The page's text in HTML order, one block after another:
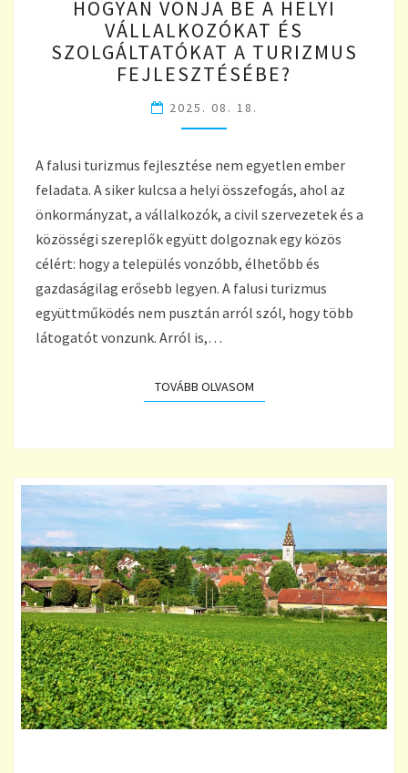
VONJA
BE
A
HELYI
ÉS
SZOLGÁLTATÓKAT
TURIZMUS
FEJLESZTÉSÉBE?
HOGYAN VONJA BE A HELYI
VÁLLALKOZÓKAT ÉS
SZOLGÁLTATÓKAT A TURIZMUS
FEJLESZTÉSÉBE?
2025. 08. 18.
A falusi turizmus fejlesztése nem egyetlen ember
feladata. A siker kulcsa a helyi összefogás, ahol az
önkormányzat, a vállalkozók, a civil szervezetek és a
közösségi szereplők együtt dolgoznak egy közös
célért: hogy a település vonzóbb, élhetőbb és
gazdaságilag erősebb legyen. A falusi turizmus
együttműködés nem pusztán arról szól, hogy több
látogatót vonzunk. Arról is,…
TOVÁBB OLVASOMTOVÁBB OLVASOM